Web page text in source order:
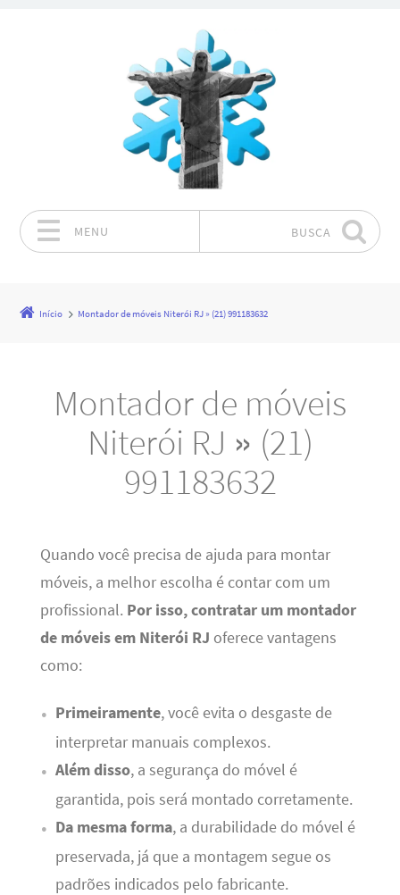
MENU BUSCA
Início Montador de móveis Niterói RJ » (21) 991183632
Montador de móveis
Niterói RJ » (21)
991183632
Quando você precisa de ajuda para montar
móveis, a melhor escolha é contar com um
profissional. Por isso, contratar um montador
de móveis em Niterói RJ oferece vantagens
como:
Primeiramente, você evita o desgaste de
interpretar manuais complexos.
Além disso, a segurança do móvel é
garantida, pois será montado corretamente.
Da mesma forma, a durabilidade do móvel é
preservada, já que a montagem segue os
padrões indicados pelo fabricante.